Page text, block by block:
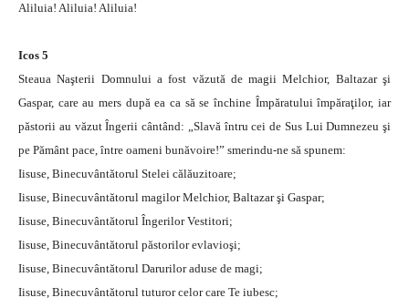
Aliluia! Aliluia! Aliluia!
Icos 5
Steaua Naşterii Domnului a fost văzută de magii Melchior, Baltazar şi
Gaspar, care au mers după ea ca să se închine Împăratului împăraţilor, iar
păstorii au văzut Îngerii cântând: „Slavă întru cei de Sus Lui Dumnezeu şi
pe Pământ pace, între oameni bunăvoire!” smerindu-ne să spunem:
Iisuse, Binecuvântătorul Stelei călăuzitoare;
Iisuse, Binecuvântătorul magilor Melchior, Baltazar şi Gaspar;
Iisuse, Binecuvântătorul Îngerilor Vestitori;
Iisuse, Binecuvântătorul păstorilor evlavioşi;
Iisuse, Binecuvântătorul Darurilor aduse de magi;
Iisuse, Binecuvântătorul tuturor celor care Te iubesc;